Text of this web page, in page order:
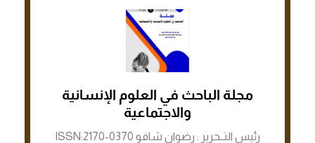
مجلة الباحث في العلوم الإنسانية
والاجتماعية
رئيس التــحرير : رضوان شافو ISSN:2170-0370
الرابط لمنصة ASJP